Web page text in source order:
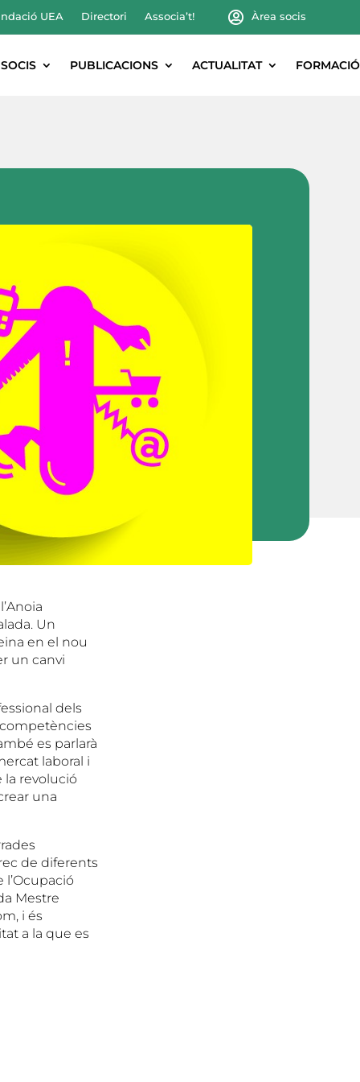
UEA Directori Associa’t! Àrea socis
SOCIS PUBLICACIONS ACTUALITAT FORMACIÓ
Un
en el nou
un canvi
dels
es parlarà
laboral i
la revolució
una
de diferents
l’Ocupació
Mestre
i és
a la que es